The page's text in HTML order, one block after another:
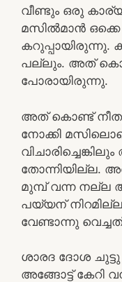
വീണ്ടും ഒരു
മസിൽമാൻ
കറുപ്പായിരുന്നു.
പല്ലും. അത്
പോരായിരുന്നു.
അത് കൊണ്ട്
നോക്കി
തോന്നിയില്ല.
മുമ്പ് വന്ന
പയ്യന്
വേണ്ടാന്നു
ശാരദ ദോശ
അങ്ങോട്ട് കേറി